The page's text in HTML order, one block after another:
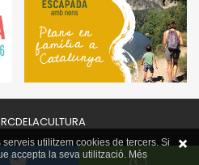
utilitzem cookies de tercers. Si
accepta la seva utilització. Més